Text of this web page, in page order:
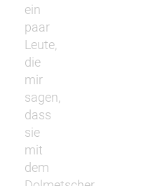
ein
paar
Leute,
die
mir
sagen,
dass
sie
mit
dem